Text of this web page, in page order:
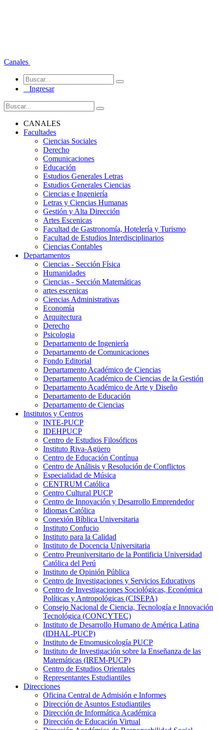
Canales
Ingresar
CANALES
Facultades
Ciencias Sociales
Derecho
Comunicaciones
Educación
Estudios Generales Letras
Estudios Generales Ciencias
Ciencias e Ingeniería
Letras y Ciencias Humanas
Gestión y Alta Dirección
Artes Escenicas
Facultad de Gastronomía, Hotelería y Turismo
Facultad de Estudios Interdisciplinarios
Ciencias Contables
Departamentos
Ciencias - Sección Física
Humanidades
Ciencias - Sección Matemáticas
artes escenicas
Ciencias Administrativas
Economía
Arquitectura
Derecho
Psicologia
Departamento de Ingeniería
Departamento de Comunicaciones
Fondo Editorial
Departamento Académico de Ciencias
Departamento Académico de Ciencias de la Gestión
Departamento Académico de Arte y Diseño
Departamento de Educación
Departamento de Ciencias
Institutos y Centros
INTE-PUCP
IDEHPUCP
Centro de Estudios Filosóficos
Instituto Riva-Agüero
Centro de Educación Contínua
Centro de Análisis y Resolución de Conflictos
Especialidad de Música
CENTRUM Católica
Centro Cultural PUCP
Centro de Innovación y Desarrollo Emprendedor
Idiomas Católica
Conexión Bíblica Universitaria
Instituto Confucio
Instituto para la Calidad
Instituto de Docencia Universitaria
Centro Preuniversitario de la Pontificia Universidad
Católica del Perú
Instituto de Opinión Pública
Centro de Investigaciones y Servicios Educativos
Centro de Investigaciones Sociológicas, Económica
Políticas y Antropológicas (CISEPA)
Consejo Nacional de Ciencia, Tecnología e Innovación
Tecnológica (CONCYTEC)
Instituto de Desarrollo Humano de América Latina
(IDHAL-PUCP)
Instituto de Etnomusicología PUCP
Instituto de Investigación sobre la Enseñanza de las
Matemáticas (IREM-PUCP)
Centro de Estudios Orientales
Representantes Estudiantiles
Direcciones
Oficina Central de Admisión e Informes
Dirección de Asuntos Estudiantiles
Dirección de Informática Académica
Dirección de Educación Virtual